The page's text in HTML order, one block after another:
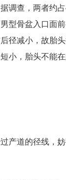
调查，两者约
型骨盆入口面
径减小，故胎
小，胎头不能在
产道的径线，妨